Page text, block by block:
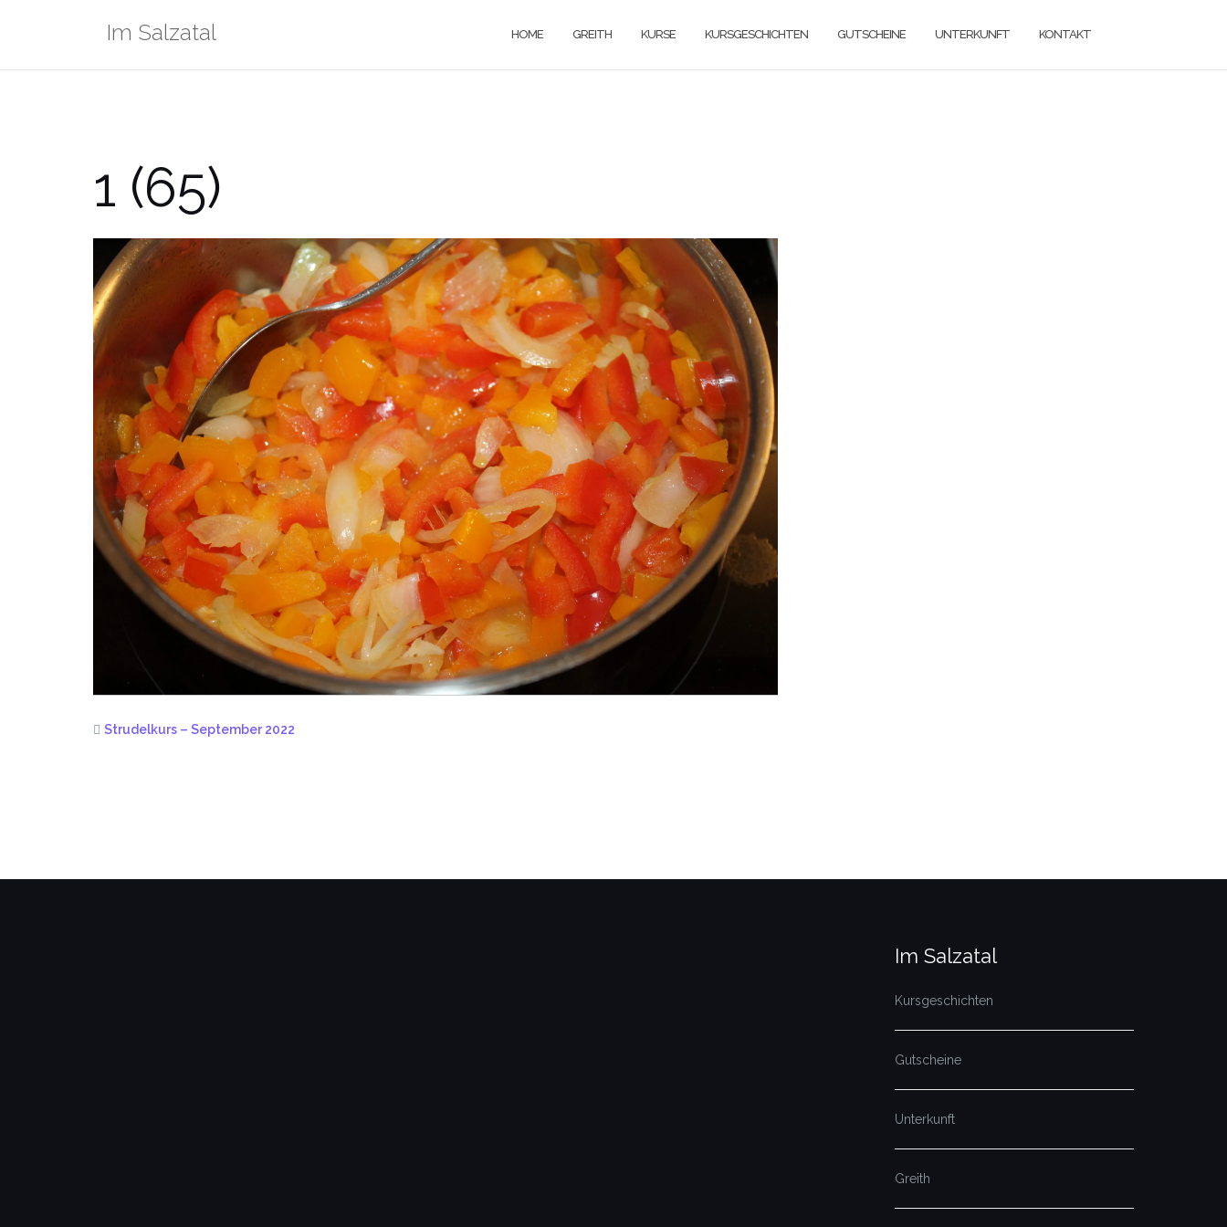
Im Salzatal HOME GREITH KURSE KURSGESCHICHTEN GUTSCHEINE UNTERKUNFT KONTAKT
1 (65)
Strudelkurs – September 2022
Im Salzatal
Kursgeschichten
Gutscheine
Unterkunft
Greith